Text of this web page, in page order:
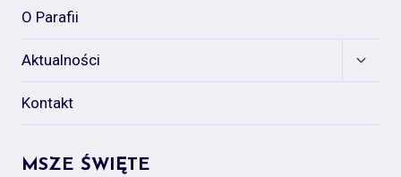
O Parafii
Aktualności
Expand
Kontakt
MSZE ŚWIĘTE